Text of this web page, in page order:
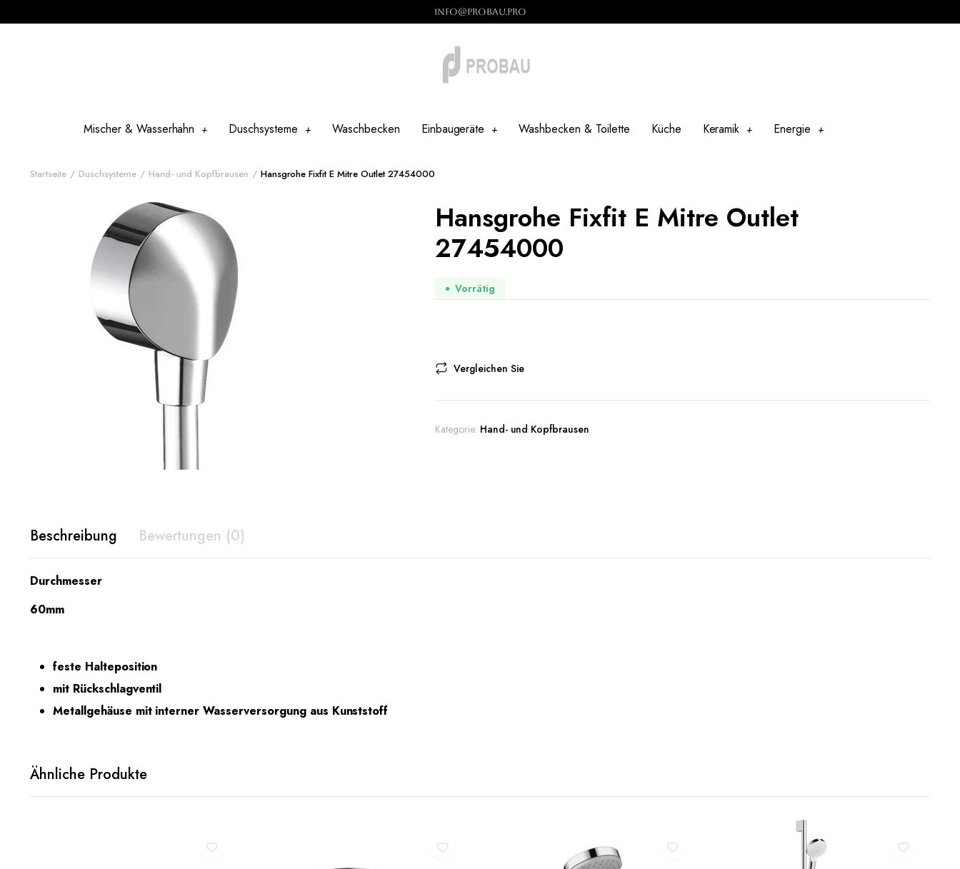
info@probau.pro
Mischer & Wasserhahn Duschsysteme Waschbecken Einbaugeräte Washbecken & Toilette Küche Keramik Energie
Startseite Duschsysteme Hand- und Kopfbrausen Hansgrohe Fixfit E Mitre Outlet 27454000
Hansgrohe Fixfit E Mitre Outlet
27454000
Vorrätig
Vergleichen Sie
Kategorie: Hand- und Kopfbrausen
Beschreibung Bewertungen (0)
Durchmesser
60mm
feste Halteposition
mit Rückschlagventil
Metallgehäuse mit interner Wasserversorgung aus Kunststoff
Ähnliche Produkte